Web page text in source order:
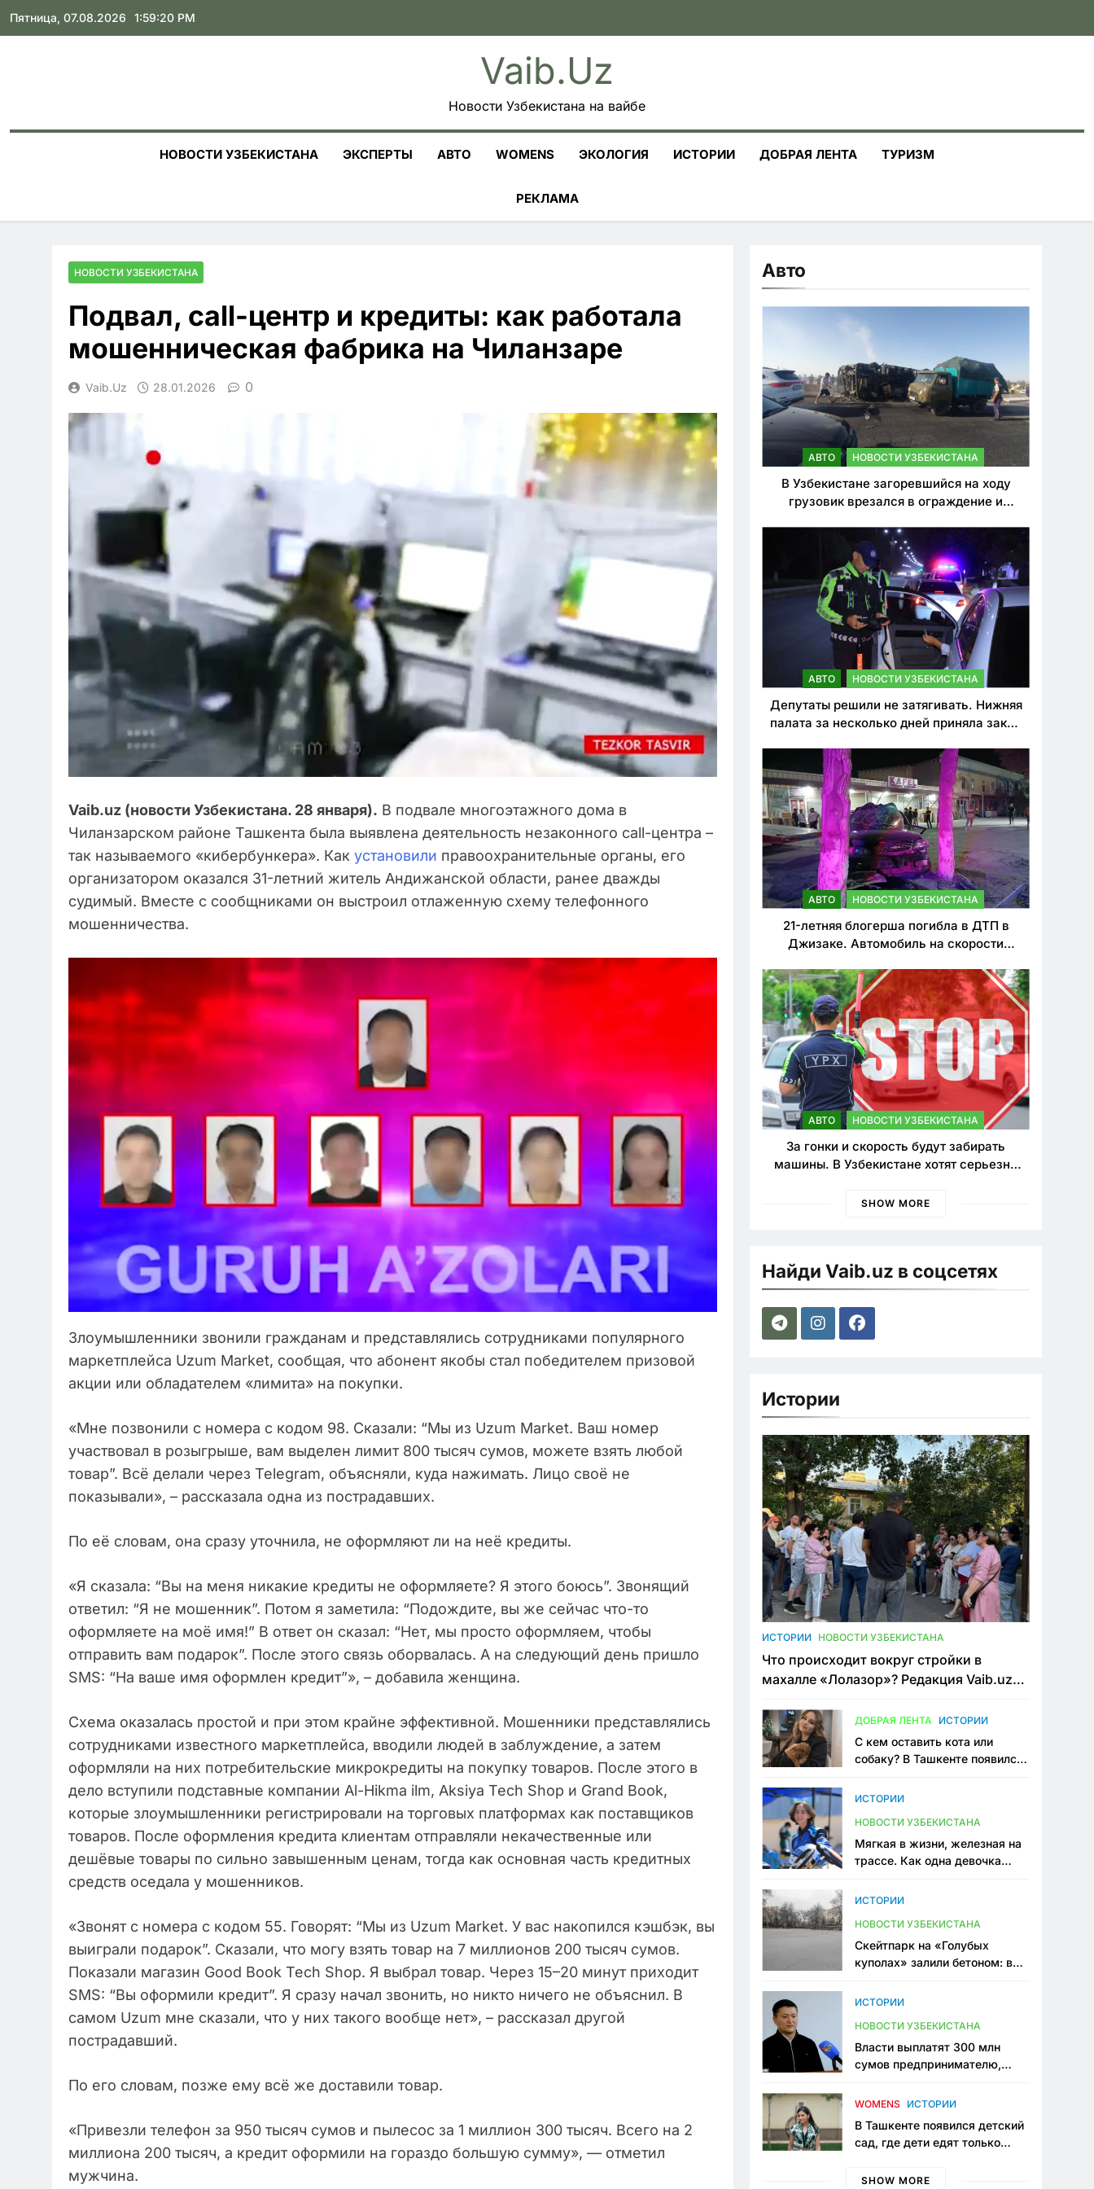
Skip
Пятница, 07.08.2026 1:59:21 PM
Vaib.uz
Новости Узбекистана на вайбе
НОВОСТИ УЗБЕКИСТАНА ЭКСПЕРТЫ АВТО WOMENS ЭКОЛОГИЯ ИСТОРИИ ДОБРАЯ ЛЕНТА ТУРИЗМ
РЕКЛАМА
НОВОСТИ УЗБЕКИСТАНА
Подвал, call-центр и кредиты: как работала
мошенническая фабрика на Чиланзаре
Vaib.uz 28.01.2026 0
Vaib.uz (новости Узбекистана. 28 января). В подвале многоэтажного дома в
Чиланзарском районе Ташкента была выявлена деятельность незаконного call-центра –
так называемого «кибербункера». Как установили правоохранительные органы, его
организатором оказался 31-летний житель Андижанской области, ранее дважды
судимый. Вместе с сообщниками он выстроил отлаженную схему телефонного
мошенничества.
Злоумышленники звонили гражданам и представлялись сотрудниками популярного
маркетплейса Uzum Market, сообщая, что абонент якобы стал победителем призовой
акции или обладателем «лимита» на покупки.
«Мне позвонили с номера с кодом 98. Сказали: “Мы из Uzum Market. Ваш номер
участвовал в розыгрыше, вам выделен лимит 800 тысяч сумов, можете взять любой
товар”. Всё делали через Telegram, объясняли, куда нажимать. Лицо своё не
показывали», – рассказала одна из пострадавших.
По её словам, она сразу уточнила, не оформляют ли на неё кредиты.
«Я сказала: “Вы на меня никакие кредиты не оформляете? Я этого боюсь”. Звонящий
ответил: “Я не мошенник”. Потом я заметила: “Подождите, вы же сейчас что-то
оформляете на моё имя!” В ответ он сказал: “Нет, мы просто оформляем, чтобы
отправить вам подарок”. После этого связь оборвалась. А на следующий день пришло
SMS: “На ваше имя оформлен кредит”», – добавила женщина.
Схема оказалась простой и при этом крайне эффективной. Мошенники представлялись
сотрудниками известного маркетплейса, вводили людей в заблуждение, а затем
оформляли на них потребительские микрокредиты на покупку товаров. После этого в
дело вступили подставные компании Al-Hikma ilm, Aksiya Tech Shop и Grand Book,
которые злоумышленники регистрировали на торговых платформах как поставщиков
товаров. После оформления кредита клиентам отправляли некачественные или
дешёвые товары по сильно завышенным ценам, тогда как основная часть кредитных
средств оседала у мошенников.
«Звонят с номера с кодом 55. Говорят: “Мы из Uzum Market. У вас накопился кэшбэк, вы
выиграли подарок”. Сказали, что могу взять товар на 7 миллионов 200 тысяч сумов.
Показали магазин Good Book Tech Shop. Я выбрал товар. Через 15–20 минут приходит
SMS: “Вы оформили кредит”. Я сразу начал звонить, но никто ничего не объяснил. В
самом Uzum мне сказали, что у них такого вообще нет», – рассказал другой
пострадавший.
По его словам, позже ему всё же доставили товар.
«Привезли телефон за 950 тысяч сумов и пылесос за 1 миллион 300 тысяч. Всего на 2
миллиона 200 тысяч, а кредит оформили на гораздо большую сумму», — отметил
мужчина.
Авто
АВТО НОВОСТИ УЗБЕКИСТАНА
В Узбекистане загоревшийся на ходу
грузовик врезался в ограждение и
АВТО НОВОСТИ УЗБЕКИСТАНА
Депутаты решили не затягивать. Нижняя
палата за несколько дней приняла закон
нарушителей ПДД
АВТО НОВОСТИ УЗБЕКИСТАНА
21-летняя блогерша погибла в ДТП в
Джизаке. Автомобиль на скорости
АВТО НОВОСТИ УЗБЕКИСТАНА
За гонки и скорость будут забирать
машины. В Узбекистане хотят серьезно
SHOW MORE
Найди Vaib.uz в соцсетях
Истории
ИСТОРИИ НОВОСТИ УЗБЕКИСТАНА
Что происходит вокруг стройки в
махалле «Лолазор»? Редакция Vaib.uz
конфликта
ДОБРАЯ ЛЕНТА ИСТОРИИ
С кем оставить кота или
собаку? В Ташкенте появился
ИСТОРИИ
НОВОСТИ УЗБЕКИСТАНА
Мягкая в жизни, железная на
трассе. Как одна девочка
Узбекистане
ИСТОРИИ
НОВОСТИ УЗБЕКИСТАНА
Скейтпарк на «Голубых
куполах» залили бетоном: в
одно общественное
ИСТОРИИ
НОВОСТИ УЗБЕКИСТАНА
Власти выплатят 300 млн
сумов предпринимателю,
тюрьме по незаконному
WOMENS ИСТОРИИ
В Ташкенте появился детский
сад, где дети едят только
мама, которая устала просить
SHOW MORE